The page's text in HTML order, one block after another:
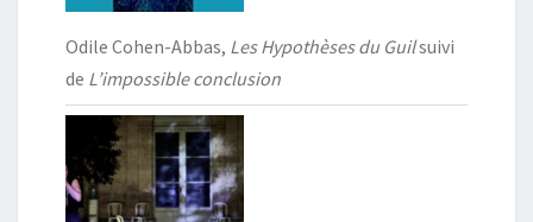
Odile Cohen-Abbas, Les Hypothèses du Guilsuivi
de L’impossible conclusion